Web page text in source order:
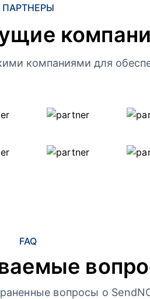
ПАРТНЕРЫ
компаниями для
FAQ
вопросы о